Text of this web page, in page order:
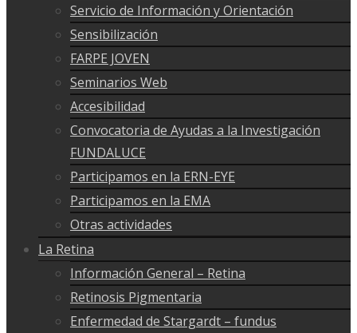
Servicio de Información y Orientación
Sensibilización
FARPE JOVEN
Seminarios Web
Accesibilidad
Convocatoria de Ayudas a la Investigación
FUNDALUCE
Participamos en la ERN-EYE
Participamos en la EMA
Otras actividades
La Retina
Información General – Retina
Retinosis Pigmentaria
Enfermedad de Stargardt – fundus